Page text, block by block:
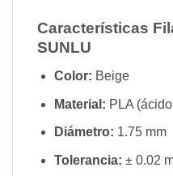
Características
SUNLU
Color: Beige
Material: PLA
Diámetro: 1.75 mm
Tolerancia: ± 0.02